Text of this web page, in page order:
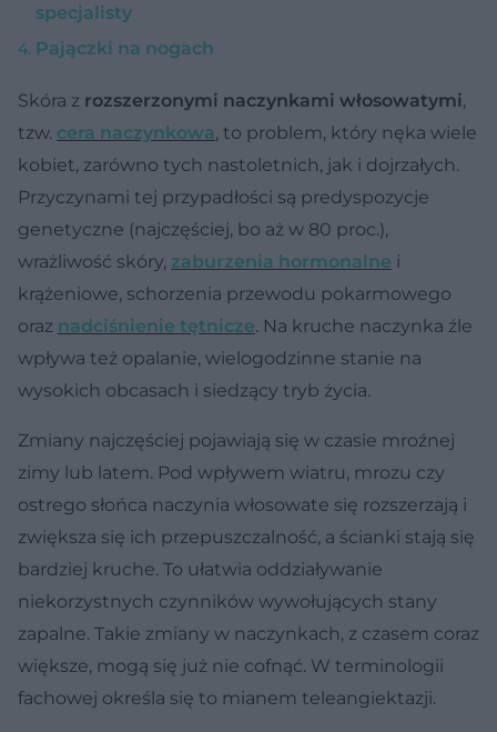
specjalisty
Pajączki na nogach
Skóra z rozszerzonymi naczynkami włosowatymi,
tzw. cera naczynkowa, to problem, który nęka wiele
kobiet, zarówno tych nastoletnich, jak i dojrzałych.
Przyczynami tej przypadłości są predyspozycje
genetyczne (najczęściej, bo aż w 80 proc.),
wrażliwość skóry, zaburzenia hormonalne i
krążeniowe, schorzenia przewodu pokarmowego
oraz nadciśnienie tętnicze. Na kruche naczynka źle
wpływa też opalanie, wielogodzinne stanie na
wysokich obcasach i siedzący tryb życia.
Zmiany najczęściej pojawiają się w czasie mroźnej
zimy lub latem. Pod wpływem wiatru, mrozu czy
ostrego słońca naczynia włosowate się rozszerzają i
zwiększa się ich przepuszczalność, a ścianki stają się
bardziej kruche. To ułatwia oddziaływanie
niekorzystnych czynników wywołujących stany
zapalne. Takie zmiany w naczynkach, z czasem coraz
większe, mogą się już nie cofnąć. W terminologii
fachowej określa się to mianem teleangiektazji.